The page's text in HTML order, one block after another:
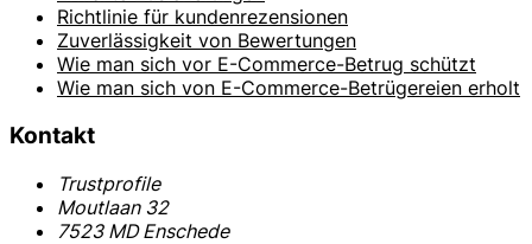
Richtlinie für kundenrezensionen
Zuverlässigkeit von Bewertungen
Wie man sich vor E-Commerce-Betrug schützt
Wie man sich von E-Commerce-Betrügereien erholt
Kontakt
Trustprofile
Moutlaan 32
7523 MD Enschede